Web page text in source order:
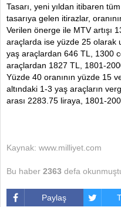
Tasarı, yeni yıldan itibaren
tasarıya gelen itirazlar,
Verilen önerge ile MTV artışı
araçlarda ise yüzde 25 olarak
yaş araçlardan 646 TL, 1300
araçlardan 1827 TL, 1801-
Yüzde 40 oranının yüzde 15
altındaki 1-3 yaş araçların
arası 2283.75 liraya, 1801-
Kaynak: www.milliyet.com
Bu haber 2363 defa
Paylaş